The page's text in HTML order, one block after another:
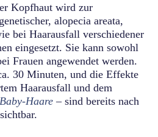
Kopfhaut wird zur
alopecia areata,
bei Haarausfall verschiedener
eingesetzt. Sie kann sowohl
Frauen angewendet werden.
30 Minuten, und die Effekte
Haarausfall und dem
Baby-Haare – sind bereits nach